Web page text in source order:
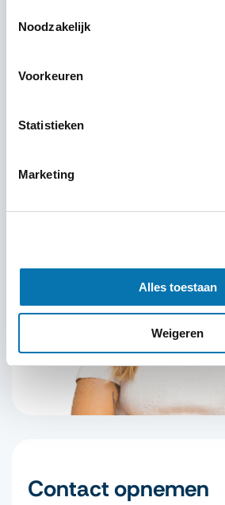
Noodzakelijk
Voorkeuren
Statistieken
Marketing
Alles toestaan
Weigeren
+31 ( 0 ) 23 – 221 00 04
Contact opnemen